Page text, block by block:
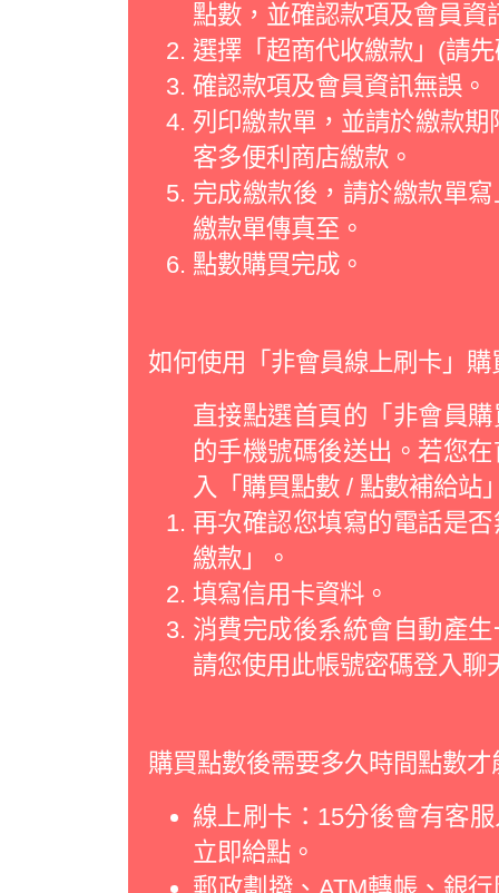
點數，並確認款項及會員資
選擇「超商代收繳款」(請
確認款項及會員資訊無誤。
列印繳款單，並請於繳款
客多便利商店繳款。
完成繳款後，請於繳款單
繳款單傳真至。
點數購買完成。
如何使用「非會員線上刷卡」購
直接點選首頁的「非會員
的手機號碼後送出。若您
入「購買點數 / 點數補給站
再次確認您填寫的電話是
繳款」。
填寫信用卡資料。
消費完成後系統會自動產
請您使用此帳號密碼登入
購買點數後需要多久時間點數才
線上刷卡：15分後會有客
立即給點。